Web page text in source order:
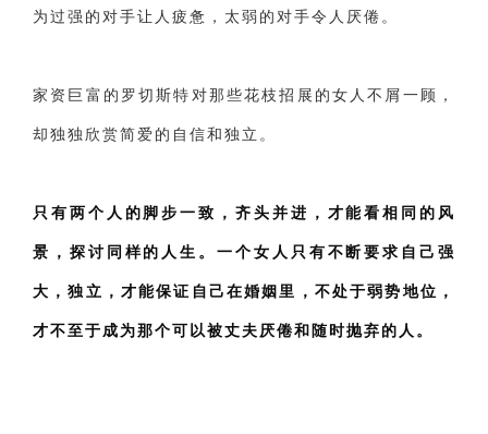
为过强的对手让人疲惫，太弱的对手令人厌倦。
家资巨富的罗切斯特对那些花枝招展的女人不屑一顾，
却独独欣赏简爱的自信和独立。
只有两个人的脚步一致，齐头并进，才能看相同的风
景，探讨同样的人生。一个女人只有不断要求自己强
大，独立，才能保证自己在婚姻里，不处于弱势地位，
才不至于成为那个可以被丈夫厌倦和随时抛弃的人。